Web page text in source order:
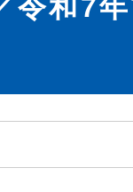
令和7